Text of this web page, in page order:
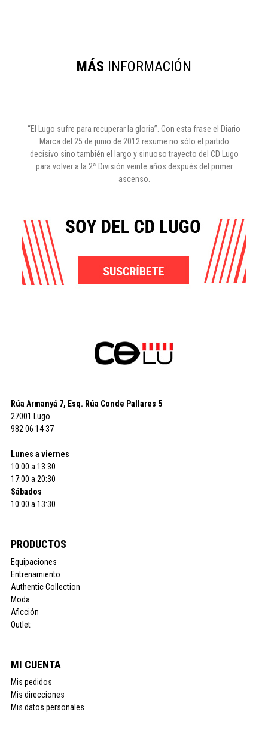
MÁS INFORMACIÓN
“El Lugo sufre para recuperar la gloria”. Con esta frase el Diario
Marca del 25 de junio de 2012 resume no sólo el partido
decisivo sino también el largo y sinuoso trayecto del CD Lugo
para volver a la 2ª División veinte años después del primer
ascenso.
Rúa Armanyá 7, Esq. Rúa Conde Pallares 5
27001 Lugo
982 06 14 37
Lunes a viernes
10:00 a 13:30
17:00 a 20:30
Sábados
10:00 a 13:30
PRODUCTOS
Equipaciones
Entrenamiento
Authentic Collection
Moda
Aficción
Outlet
MI CUENTA
Mis pedidos
Mis direcciones
Mis datos personales